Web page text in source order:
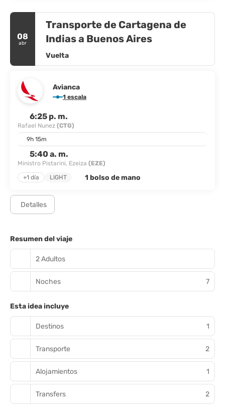
08
abr
Transporte de Cartagena de
Indias a Buenos Aires
Vuelta
Avianca
1 escala
6:25 p. m.
Rafael Nunez (CTG)
9h 15m
5:40 a. m.
Ministro Pistarini, Ezeiza (EZE)
+1 día
LIGHT 1 bolso de mano
Detalles
Resumen del viaje
2 Adultos
Noches 7
Esta idea incluye
Destinos 1
Transporte 2
Alojamientos 1
Transfers 2